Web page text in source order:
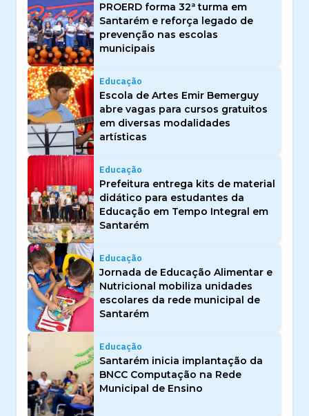
PROERD forma 32ª turma em
Santarém e reforça legado de
prevenção nas escolas
municipais
Educação
Escola de Artes Emir Bemerguy
abre vagas para cursos gratuitos
em diversas modalidades
artísticas
Educação
Prefeitura entrega kits de material
didático para estudantes da
Educação em Tempo Integral em
Santarém
Educação
Jornada de Educação Alimentar e
Nutricional mobiliza unidades
escolares da rede municipal de
Santarém
Educação
Santarém inicia implantação da
BNCC Computação na Rede
Municipal de Ensino